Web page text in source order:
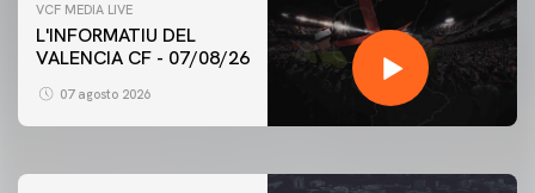
VCF MEDIA LIVE
L'INFORMATIU DEL
VALENCIA CF - 07/08/26
07 agosto 2026
PRIMER EQUIPO
ENTRENAMIENTO DEL VALENCIA CF 7/8/2026